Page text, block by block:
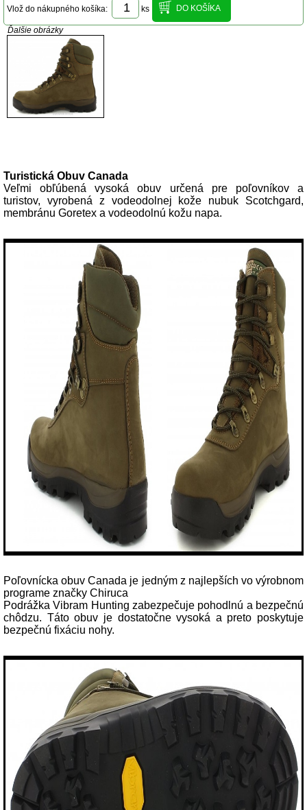
Vlož do nákupného košíka: ks
Ďalšie obrázky
Turistická Obuv Canada
Veľmi obľúbená vysoká obuv určená pre poľovníkov a
turistov, vyrobená z vodeodolnej kože nubuk Scotchgard,
membránu Goretex a vodeodolnú kožu napa.
Poľovnícka obuv Canada je jedným z najlepších vo výrobnom
programe značky Chiruca
Podrážka Vibram Hunting zabezpečuje pohodlnú a bezpečnú
chôdzu. Táto obuv je dostatočne vysoká a preto poskytuje
bezpečnú fixáciu nohy.